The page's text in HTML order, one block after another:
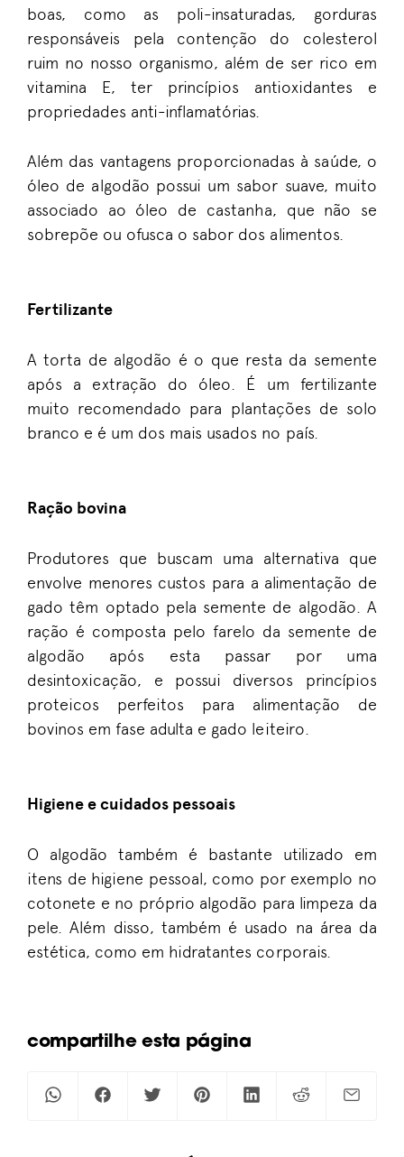
boas, como as poli-insaturadas, gorduras
responsáveis pela contenção do colesterol
ruim no nosso organismo, além de ser rico em
vitamina E, ter princípios antioxidantes e
propriedades anti-inflamatórias.
Além das vantagens proporcionadas à saúde, o
óleo de algodão possui um sabor suave, muito
associado ao óleo de castanha, que não se
sobrepõe ou ofusca o sabor dos alimentos.
Fertilizante
A torta de algodão é o que resta da semente
após a extração do óleo. É um fertilizante
muito recomendado para plantações de solo
branco e é um dos mais usados no país.
Ração bovina
Produtores que buscam uma alternativa que
envolve menores custos para a alimentação de
gado têm optado pela semente de algodão. A
ração é composta pelo farelo da semente de
algodão após esta passar por uma
desintoxicação, e possui diversos princípios
proteicos perfeitos para alimentação de
bovinos em fase adulta e gado leiteiro.
Higiene e cuidados pessoais
O algodão também é bastante utilizado em
itens de higiene pessoal, como por exemplo no
cotonete e no próprio algodão para limpeza da
pele. Além disso, também é usado na área da
estética, como em hidratantes corporais.
compartilhe esta página
MODA &
ESTILO
a
ALGODÃO &
SUSTENTABILIDADE
com